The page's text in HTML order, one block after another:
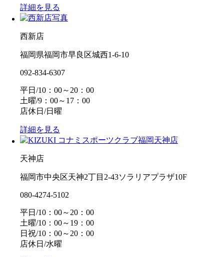
詳細を見る
西新店
福岡県福岡市早良区城西1-6-10
092-834-6307
平日/10：00～20：00
土曜/9：00～17：00
店休日/日曜
詳細を見る
天神店
福岡市中央区天神2丁目2-43ソラリアプラザ10F
080-4274-5102
平日/10：00～20：00
土曜/10：00～19：00
日祝/10：00～20：00
店休日/水曜